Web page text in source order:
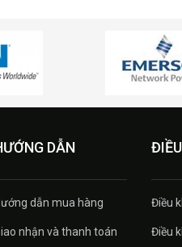
DẪN
dẫn mua hàng
nhận và thanh toán
Điều
Điều